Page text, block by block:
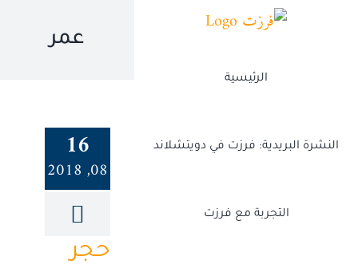
الرئيسية
النشرة البريدية: فرزت في دويتشلاند
التجربة مع فرزت
عمر
16
08, 2018
حجر